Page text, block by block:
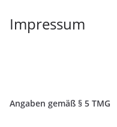
Impressum
Angaben gemäß § 5 TMG